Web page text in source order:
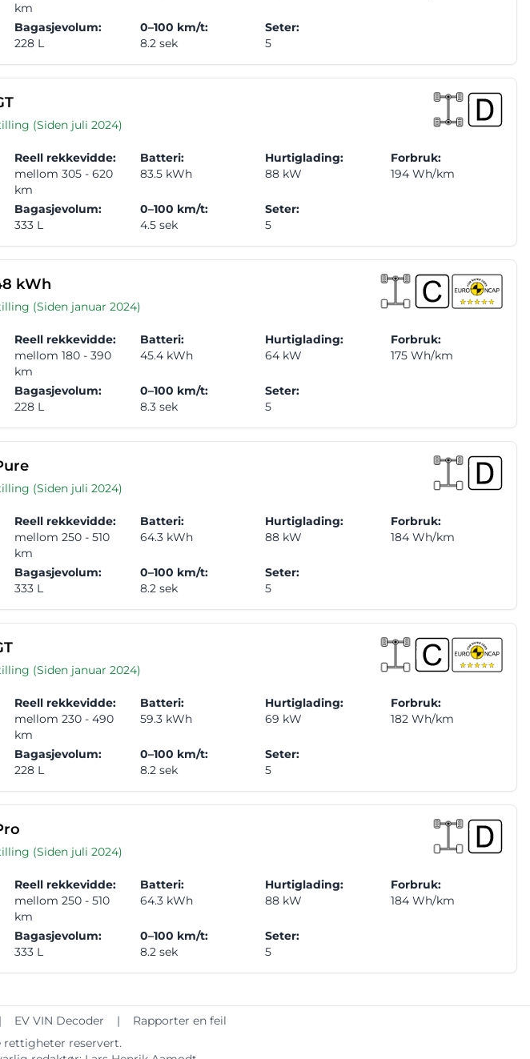
km
Bagasjevolum:
228 L
0–100 km/t:
8.2 sek
Seter:
5
(Siden juli 2024)
Reell rekkevidde:
mellom 305 - 620
km
Batteri:
83.5 kWh
Hurtiglading:
88 kW
Forbruk:
194 Wh/km
Bagasjevolum:
333 L
0–100 km/t:
4.5 sek
Seter:
5
kWh
(Siden januar 2024)
Reell rekkevidde:
mellom 180 - 390
km
Batteri:
45.4 kWh
Hurtiglading:
64 kW
Forbruk:
175 Wh/km
Bagasjevolum:
228 L
0–100 km/t:
8.3 sek
Seter:
5
(Siden juli 2024)
Reell rekkevidde:
mellom 250 - 510
km
Batteri:
64.3 kWh
Hurtiglading:
88 kW
Forbruk:
184 Wh/km
Bagasjevolum:
333 L
0–100 km/t:
8.2 sek
Seter:
5
(Siden januar 2024)
Reell rekkevidde:
mellom 230 - 490
km
Batteri:
59.3 kWh
Hurtiglading:
69 kW
Forbruk:
182 Wh/km
Bagasjevolum:
228 L
0–100 km/t:
8.2 sek
Seter:
5
(Siden juli 2024)
Reell rekkevidde:
mellom 250 - 510
km
Batteri:
64.3 kWh
Hurtiglading:
88 kW
Forbruk:
184 Wh/km
Bagasjevolum:
333 L
0–100 km/t:
8.2 sek
Seter:
5
| EV VIN Decoder |
Rapporter en feil
rettigheter reservert.